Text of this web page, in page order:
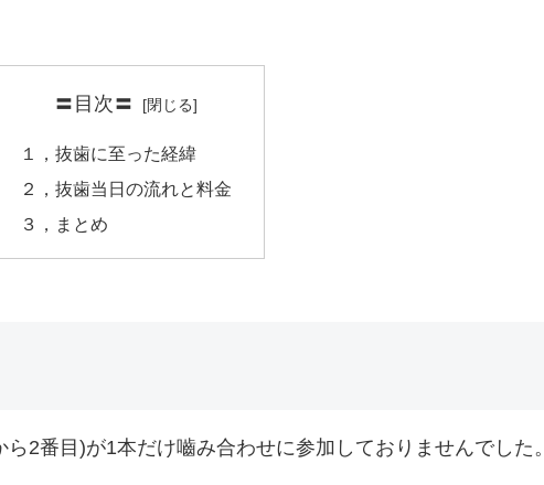
〓目次〓
１，抜歯に至った経緯
２，抜歯当日の流れと料金
３，まとめ
2番目)が1本だけ嚙み合わせに参加しておりませんでした。